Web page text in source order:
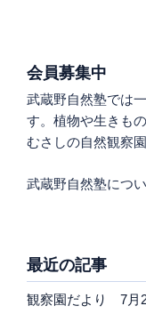
会員募集中
武蔵野自然塾では
す。植物や生きも
むさしの自然観察
武蔵野自然塾につ
最近の記事
観察園だより 7月